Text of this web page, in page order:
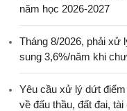
năm học 2026-2027
Tháng 8/2026, phải xử
sung 3,6%/năm khi
Yêu cầu xử lý dứt
về đấu thầu, đất đai, tài